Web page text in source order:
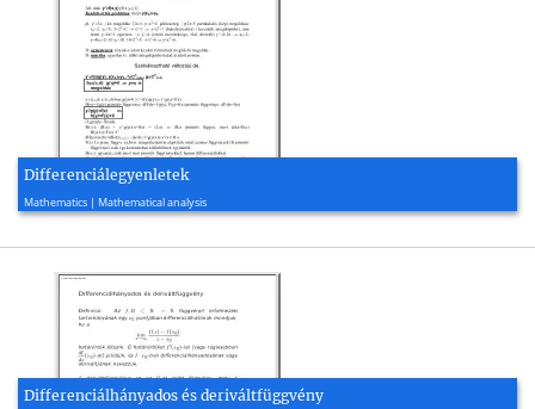
Differenciálegyenletek
Mathematics | Mathematical analysis
Differenciálhányados és deriváltfüggvény